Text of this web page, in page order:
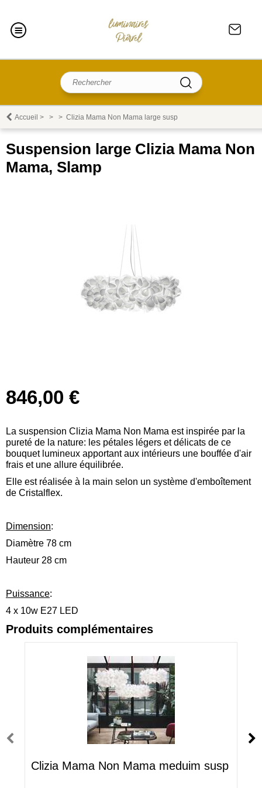
Accueil > > > Clizia Mama Non Mama large susp
Suspension large Clizia Mama Non
Mama, Slamp
846,00 €
La suspension Clizia Mama Non Mama est inspirée par la
pureté de la nature: les pétales légers et délicats de ce
bouquet lumineux apportant aux intérieurs une bouffée d'air
frais et une allure équilibrée.
Elle est réalisée à la main selon un système d'emboîtement
de Cristalflex.
Dimension:
Diamètre 78 cm
Hauteur 28 cm
Puissance:
4 x 10w E27 LED
Produits complémentaires
Clizia Mama Non Mama meduim susp